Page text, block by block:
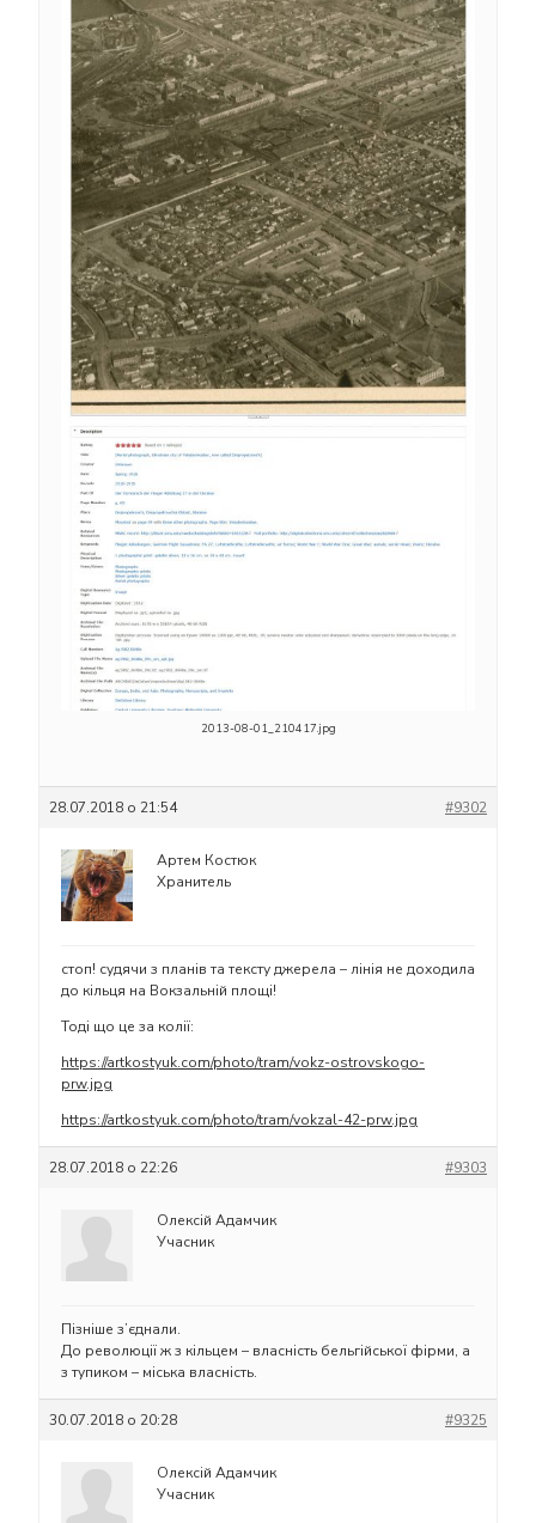
2013-08-01_210417.jpg
28.07.2018 о 21:54 #9302
Артем Костюк
Хранитель
стоп! судячи з планів та тексту джерела – лінія не доходила
до кільця на Вокзальній площі!
Тоді що це за колії:
https://artkostyuk.com/photo/tram/vokz-ostrovskogo-
prw.jpg
https://artkostyuk.com/photo/tram/vokzal-42-prw.jpg
28.07.2018 о 22:26 #9303
Олексій Адамчик
Учасник
Пізніше з’єднали.
До революції ж з кільцем – власність бельгійської фірми, а
з тупиком – міська власність.
30.07.2018 о 20:28 #9325
Олексій Адамчик
Учасник